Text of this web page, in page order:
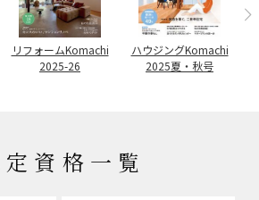
リフォームKomachi
2025-26
ハウジングKomachi
2025夏・秋号
資格一覧